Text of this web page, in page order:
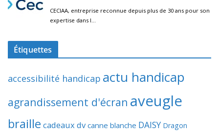
Étiquettes
accessibilité handicap actu handicap
agrandissement d'écran aveugle
braille cadeaux dv canne blanche DAISY Dragon